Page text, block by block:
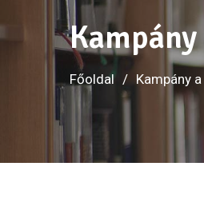
Főoldal Kampány